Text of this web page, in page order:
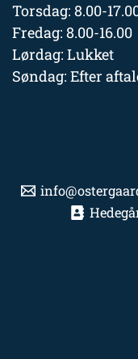
Torsdag: 8.00-
Fredag: 8.00-16.00
Lørdag: Lukket
Søndag: Efter